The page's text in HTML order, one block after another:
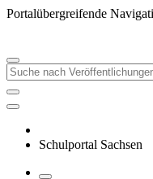
Portalübergreifende
Schulportal Sachsen